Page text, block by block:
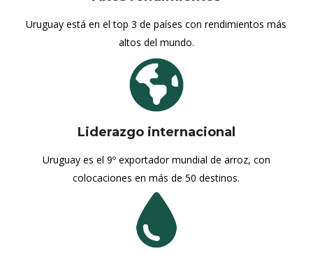
Uruguay está en el top 3 de países con rendimientos más
altos del mundo.
Liderazgo internacional
Uruguay es el 9º exportador mundial de arroz, con
colocaciones en más de 50 destinos.